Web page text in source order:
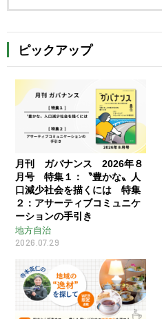
ピックアップ
月刊 ガバナンス 2026年８
月号 特集１：〝豊かな〟人
口減少社会を描くには 特集
２：アサーティブコミュニケ
ーションの手引き
地方自治
2026.07.29